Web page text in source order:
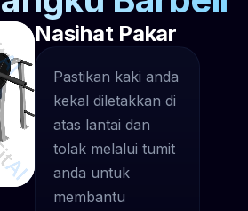
Nasihat Pakar
Pastikan kaki anda
kekal diletakkan di
atas lantai dan
tolak melalui tumit
anda untuk
membantu